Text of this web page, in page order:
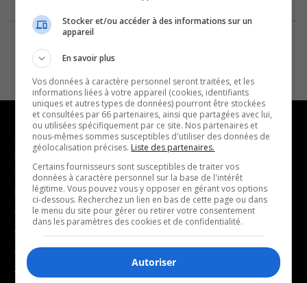
NOUVELLES
- Affaires municipales
- Communauté / Social
- Culture
- Économie
- Éducation
MUSIQUE
- Décompte franco
- Joué récemment
BALADOS
Stocker et/ou accéder à des informations sur un
appareil
En savoir plus
Vos données à caractère personnel seront traitées, et les
informations liées à votre appareil (cookies, identifiants
uniques et autres types de données) pourront être stockées
et consultées par 66 partenaires, ainsi que partagées avec lui,
ou utilisées spécifiquement par ce site. Nos partenaires et
nous-mêmes sommes susceptibles d'utiliser des données de
géolocalisation précises. Liste des partenaires.
Certains fournisseurs sont susceptibles de traiter vos
données à caractère personnel sur la base de l'intérêt
légitime. Vous pouvez vous y opposer en gérant vos options
ci-dessous. Recherchez un lien en bas de cette page ou dans
le menu du site pour gérer ou retirer votre consentement
dans les paramètres des cookies et de confidentialité.
Autoriser